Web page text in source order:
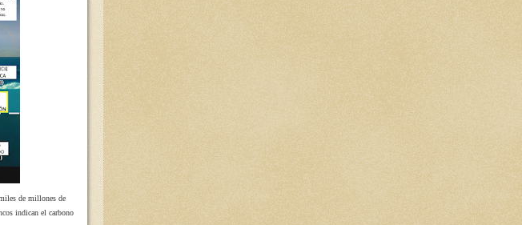
de millones de
indican el carbono